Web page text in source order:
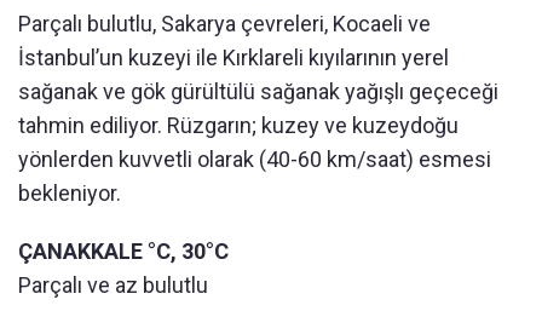
Parçalı bulutlu, Sakarya çevreleri, Kocaeli ve
İstanbul’un kuzeyi ile Kırklareli kıyılarının yerel
sağanak ve gök gürültülü sağanak yağışlı geçeceği
tahmin ediliyor. Rüzgarın; kuzey ve kuzeydoğu
yönlerden kuvvetli olarak (40-60 km/saat) esmesi
bekleniyor.
ÇANAKKALE °C, 30°C
Parçalı ve az bulutlu